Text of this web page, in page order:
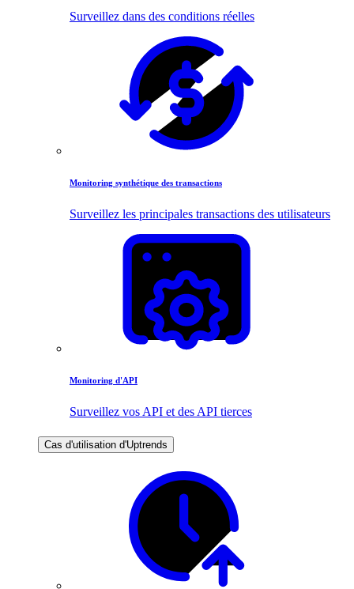
Surveillez dans des conditions réelles
Monitoring synthétique des transactions
Surveillez les principales transactions des utilisateurs
Monitoring d'API
Surveillez vos API et des API tierces
Cas d'utilisation d'Uptrends